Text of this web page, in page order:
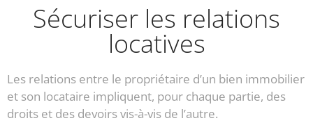
Sécuriser les relations
locatives
Les relations entre le propriétaire d’un bien immobilier
et son locataire impliquent, pour chaque partie, des
droits et des devoirs vis-à-vis de l’autre.